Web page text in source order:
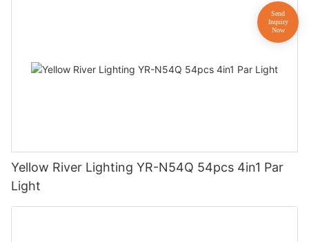
Yellow River Lighting YR-N54Q 54pcs 4in1 Par
Light